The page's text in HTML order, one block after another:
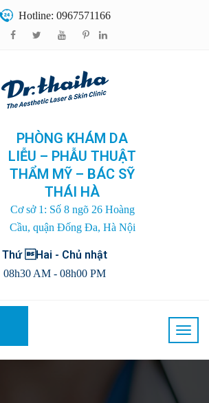
Hotline: 0967571166
PHÒNG KHÁM DA
LIỄU – PHẪU THUẬT
THẨM MỸ – BÁC SỸ
THÁI HÀ
Cơ sở 1: Số 8 ngõ 26 Hoàng
Cầu, quận Đống Đa, Hà Nội
Thứ Hai - Chủ nhật
08h30 AM - 08h00 PM